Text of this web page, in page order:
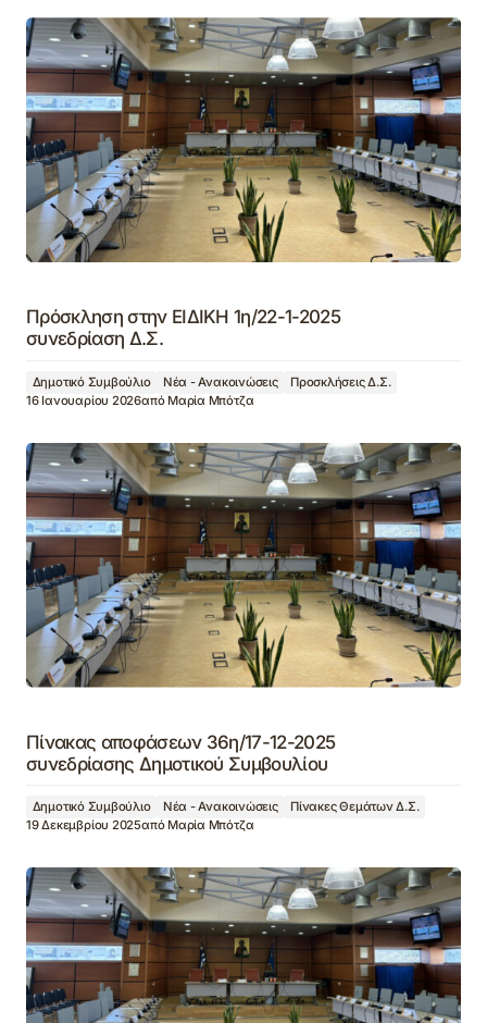
Πρόσκληση στην ΕΙΔΙΚΗ 1η/22-1-2025
συνεδρίαση Δ.Σ.
Δημοτικό Συμβούλιο Νέα - Ανακοινώσεις
Προσκλήσεις Δ.Σ.
16 Ιανουαρίου 2026από Μαρία Μπότζα
Πίνακας αποφάσεων 36η/17-12-2025
συνεδρίασης Δημοτικού Συμβουλίου
Δημοτικό Συμβούλιο Νέα - Ανακοινώσεις
Πίνακες Θεμάτων Δ.Σ.
19 Δεκεμβρίου 2025από Μαρία Μπότζα